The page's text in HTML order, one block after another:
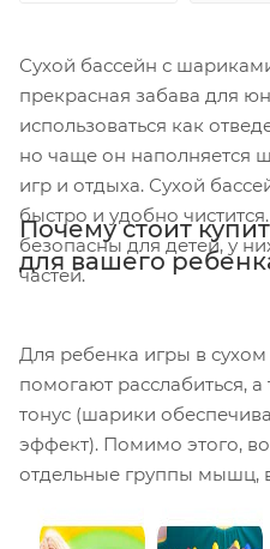
Сухой бассейн с
прекрасная забава для
использоваться как
но чаще он наполняется
игр и отдыха. Сухой
быстро и удобно
безопасны для детей, у
частей.
Почему стоит
для вашего
Для ребенка игры в
помогают расслабиться,
тонус (шарики
эффект). Помимо этого,
отдельные группы мышц,
нужно приложить